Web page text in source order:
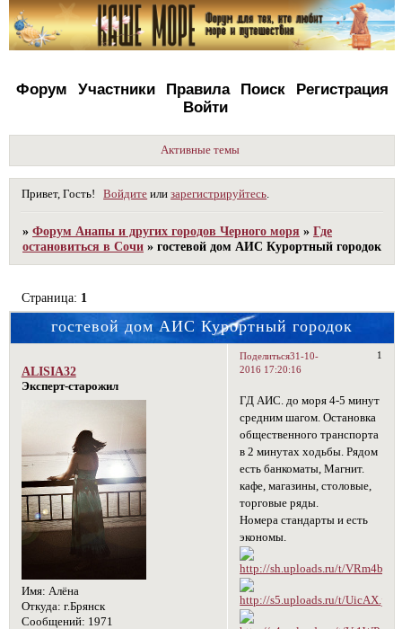
Форум Участники Правила Поиск
Регистрация
Войти
Активные темы
Привет, Гость! Войдите илизарегистрируйтесь
»Форум Анапы и других городов Черного моря »Где
остановиться в Сочи »гостевой дом АИС Курортный городок
гостевой дом АИС Курортный городок
Страница: 1
Поделиться 1
31-10-
2016 17:20:16
ALISIA32
Эксперт-старожил
Имя: Алёна
Откуда: г.Брянск
Сообщений: 1971
ГД АИС. до моря 4-5 минут
средним шагом. Остановка
общественного транспорта
в 2 минутах ходьбы. Рядом
есть банкоматы, Магнит.
кафе, магазины, столовые,
торговые ряды.
Номера стандарты и есть
экономы.